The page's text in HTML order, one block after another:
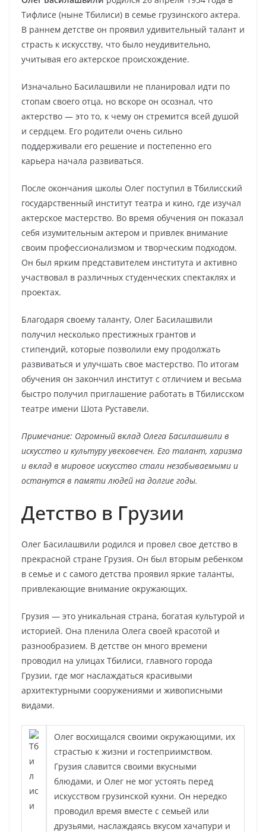
Тифлисе (ныне Тбилиси) в семье грузинского актера.
В раннем детстве он проявил удивительный талант и
страсть к искусству, что было неудивительно,
учитывая его актерское происхождение.
Изначально Басилашвили не планировал идти по
стопам своего отца, но вскоре он осознал, что
актерство — это то, к чему он стремится всей душой
и сердцем. Его родители очень сильно
поддерживали его решение и постепенно его
карьера начала развиваться.
После окончания школы Олег поступил в Тбилисский
государственный институт театра и кино, где изучал
актерское мастерство. Во время обучения он показал
себя изумительным актером и привлек внимание
своим профессионализмом и творческим подходом.
Он был ярким представителем института и активно
участвовал в различных студенческих спектаклях и
проектах.
Благодаря своему таланту, Олег Басилашвили
получил несколько престижных грантов и
стипендий, которые позволили ему продолжать
развиваться и улучшать свое мастерство. По итогам
обучения он закончил институт с отличием и весьма
быстро получил приглашение работать в Тбилисском
театре имени Шота Руставели.
Примечание: Огромный вклад Олега Басилашвили в
искусство и культуру увековечен. Его талант, харизма
и вклад в мировое искусство стали незабываемыми и
останутся в памяти людей на долгие годы.
Детство в Грузии
Олег Басилашвили родился и провел свое детство в
прекрасной стране Грузия. Он был вторым ребенком
в семье и с самого детства проявил яркие таланты,
привлекающие внимание окружающих.
Грузия — это уникальная страна, богатая культурой и
историей. Она пленила Олега своей красотой и
разнообразием. В детстве он много времени
проводил на улицах Тбилиси, главного города
Грузии, где мог наслаждаться красивыми
архитектурными сооружениями и живописными
видами.
Олег восхищался своими окружающими, их
страстью к жизни и гостеприимством.
Грузия славится своими вкусными
блюдами, и Олег не мог устоять перед
искусством грузинской кухни. Он нередко
проводил время вместе с семьей или
друзьями, наслаждаясь вкусом хачапури и